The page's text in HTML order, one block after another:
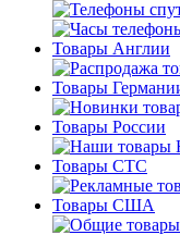
Товары Англии
Товары
Товары России
Товары СТС
Товары США